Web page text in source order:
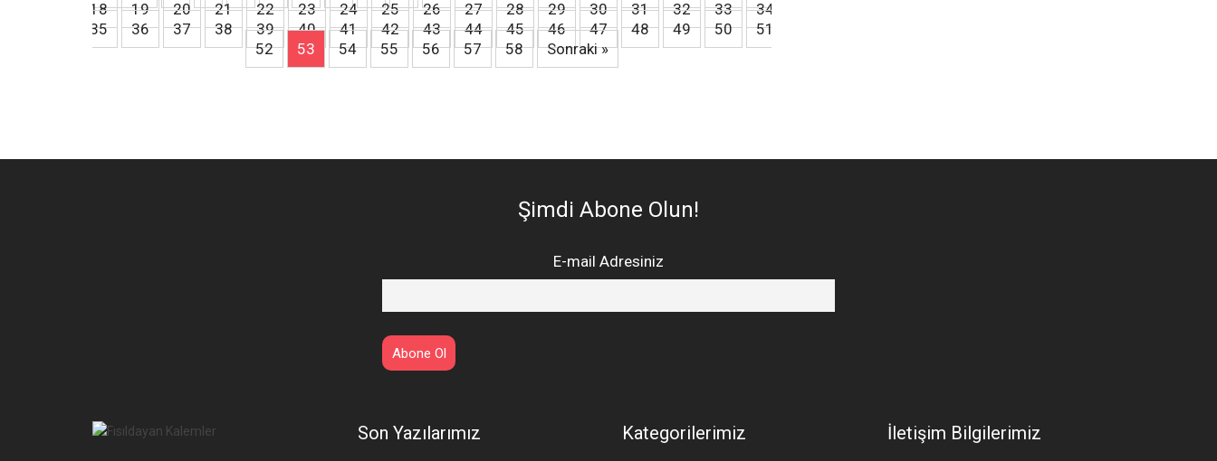
18
19 20 21 22 23 24 25 26 27 28 29 30 31 32 33
34
35
36 37 38 39 40 41 42 43 44 45 46 47 48 49 50
51
52
53 54 55 56 57 58 Sonraki »
Şimdi Abone Olun!
E-mail Adresiniz
Son Yazılarımız Kategorilerimiz İletişim Bilgilerimiz